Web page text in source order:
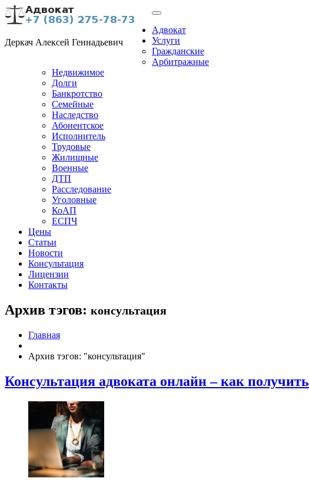
Деркач Алексей Геннадьевич
Адвокат
Услуги
Гражданские
Арбитражные
Недвижимое
Долги
Банкротство
Семейные
Наследство
Абонентское
Исполнитель
Трудовые
Жилищные
Военные
ДТП
Расследование
Уголовные
КоАП
ЕСПЧ
Цены
Статьи
Новости
Консультация
Лицензии
Контакты
Архив тэгов: консультация
Главная
Архив тэгов: "консультация"
Консультация адвоката онлайн – как получить